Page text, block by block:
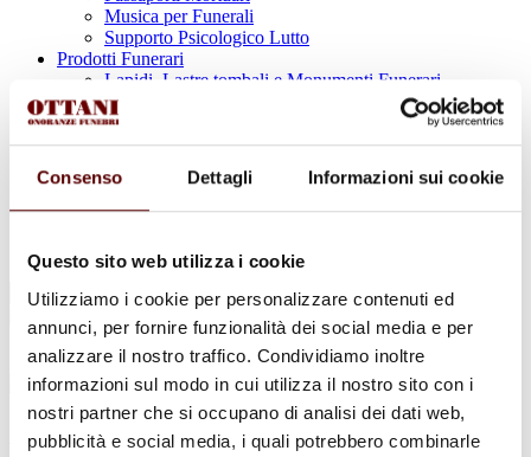
Consenso Dettagli Informazioni sui cookie
Questo sito web utilizza i cookie
Utilizziamo i cookie per personalizzare contenuti ed
annunci, per fornire funzionalità dei social media e per
analizzare il nostro traffico. Condividiamo inoltre
informazioni sul modo in cui utilizza il nostro sito con i
nostri partner che si occupano di analisi dei dati web,
pubblicità e social media, i quali potrebbero combinarle
Musica per Funerali
Supporto Psicologico Lutto
Prodotti Funerari
Lapidi, Lastre tombali e Monumenti Funerari
Urne Cinerarie
Allestimento Funebre
Cofani Funebri
In caso di decesso
Necrologi
News
Info e Contatti
Cerca
per:
Angela Bovina